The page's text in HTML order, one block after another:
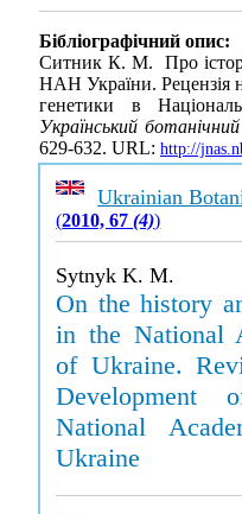
Бібліографічний опис:
Ситник К. М. Про
НАН України. Рецензія
генетики в
Український
629-632. URL: http://
Ukrainian
(2010, 67(4))
Sytnyk K. M.
On the history
in the National
of Ukraine.
National
Ukraine